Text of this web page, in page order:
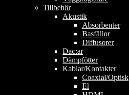
Tillbehör
Akustik
Absorbenter
Basfällor
Diffusorer
Dac:ar
Dämpfötter
Kablar/Kontakter
Coaxial/Optisk
El